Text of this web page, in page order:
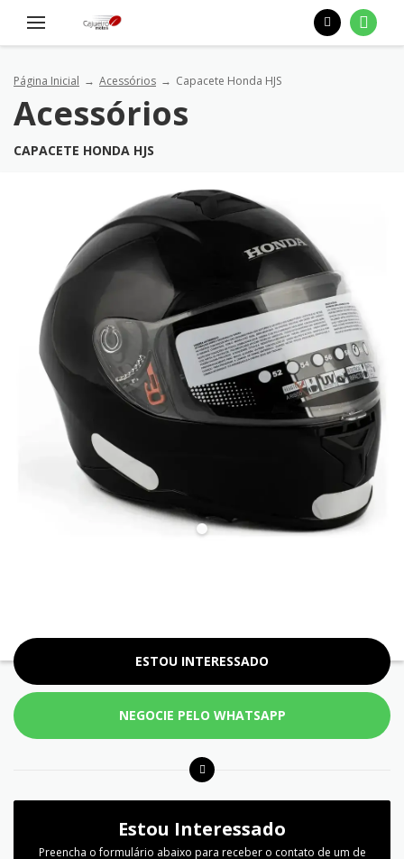
Página Inicial Acessórios Capacete Honda HJS
Acessórios
CAPACETE HONDA HJS
ESTOU INTERESSADO
NEGOCIE PELO WHATSAPP
Estou Interessado
Preencha o formulário abaixo para receber o contato de um de